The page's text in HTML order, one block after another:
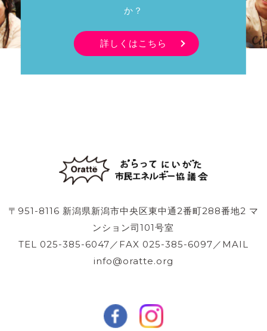
か？
詳しくはこちら
〒951-8116 新潟県新潟市中央区東中通2番町288番地2 マ
ンション司101号室
TEL 025-385-6047／FAX 025-385-6097／MAIL
info@oratte.org